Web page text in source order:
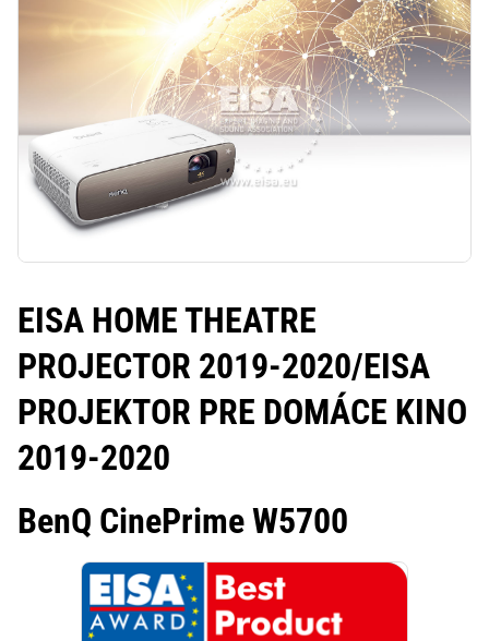
EISA HOME THEATRE
PROJECTOR 2019-2020/EISA
PROJEKTOR PRE DOMÁCE KINO
2019-2020
BenQ CinePrime W5700